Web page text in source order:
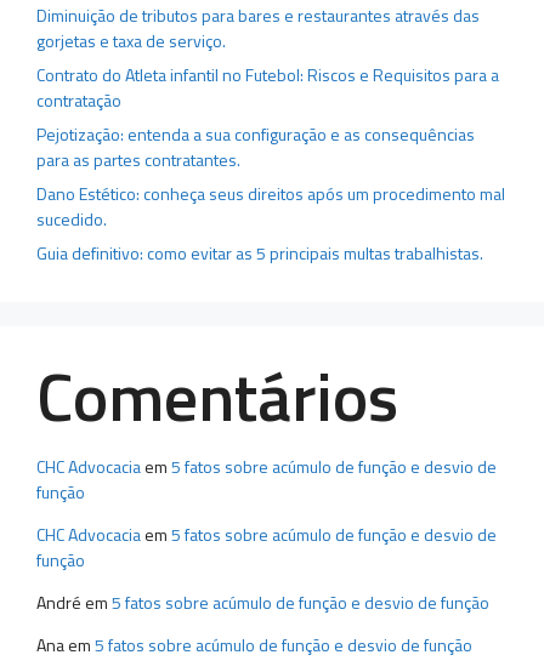
Diminuição de tributos para bares e restaurantes através das
gorjetas e taxa de serviço.
Contrato do Atleta infantil no Futebol: Riscos e Requisitos para a
contratação
Pejotização: entenda a sua configuração e as consequências
para as partes contratantes.
Dano Estético: conheça seus direitos após um procedimento mal
sucedido.
Guia definitivo: como evitar as 5 principais multas trabalhistas.
Comentários
CHC Advocaciaem5 fatos sobre acúmulo de função e desvio de
função
CHC Advocaciaem5 fatos sobre acúmulo de função e desvio de
função
André em5 fatos sobre acúmulo de função e desvio de função
Anaem5 fatos sobre acúmulo de função e desvio de função